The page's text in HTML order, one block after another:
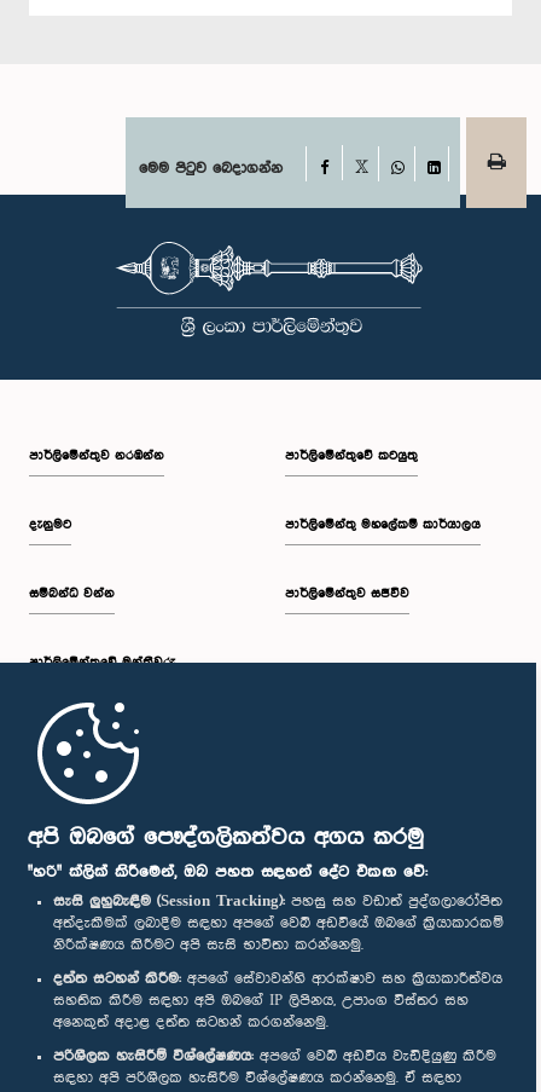
අපි ඔබගේ පෞද්ගලිකත්වය අගය කරමු
"හරි" ක්ලික් කිරීමෙන්, ඔබ පහත සඳහන් දේට එකඟ වේ:
සැසි ලුහුබැඳීම (Session Tracking): පහසු සහ වඩාත් පුද්ගලාරෝපිත
අත්දැකීමක් ලබාදීම සඳහා අපගේ වෙබ් අඩවියේ ඔබගේ ක්‍රියාකාරකම්
නිරීක්ෂණය කිරීමට අපි සැසි භාවිතා කරන්නෙමු.
දත්ත සටහන් කිරීම: අපගේ සේවාවන්හි ආරක්ෂාව සහ ක්‍රියාකාරීත්වය
සහතික කිරීම සඳහා අපි ඔබගේ IP ලිපිනය, උපාංග විස්තර සහ
අනෙකුත් අදාළ දත්ත සටහන් කරගන්නෙමු.
පරිශීලක හැසිරීම් විශ්ලේෂණය: අපගේ වෙබ් අඩවිය වැඩිදියුණු කිරීම
සඳහා අපි පරිශීලක හැසිරීම විශ්ලේෂණය කරන්නෙමු. ඒ සඳහා
මෙම පිටුව බෙදාගන්න Facebook
පාර්ලි‌මේන්තුව නරඹන්න
දැනුමට
සම්බන්ධ වන්න
පාර්ලි‌මේන්තුවේ මන්ත්‍රීවරු
මුල් පිටුව
පාර්ලිමේන්තුවේ කටයුතු
පාර්ලිමේන්තු මහලේකම් කාර්යාලය
පාර්ලිමේන්තුව සජීවීව
පාර්ලිමේන්තු ජංගම යෙදුම
අප හා සම්බන්ධ වී සිටින්න :
සම්මාන